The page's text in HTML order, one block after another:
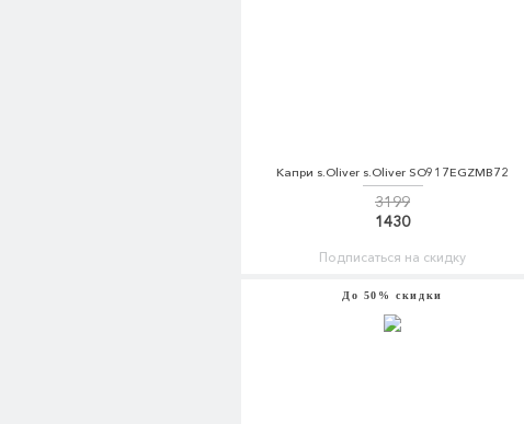
Капри s.Oliver s.Oliver SO917EGZMB72
3199
1430
Подписаться на скидку
До 50% скидки